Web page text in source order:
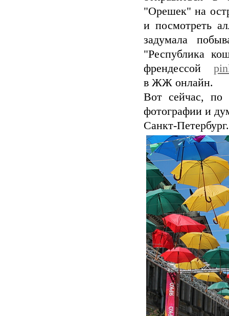
"Орешек" на
и посмотреть
задумала
"Республика
френдессой
в ЖЖ онлайн.
Вот сейчас, по
фотографии и
Санкт-Петербург.